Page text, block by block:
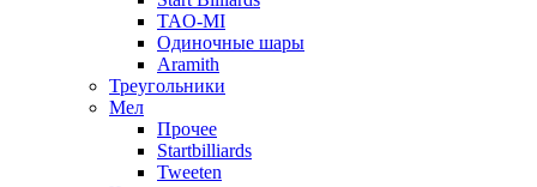
TAO-MI
Одиночные шары
Aramith
Треугольники
Мел
Прочее
Startbilliards
Tweeten